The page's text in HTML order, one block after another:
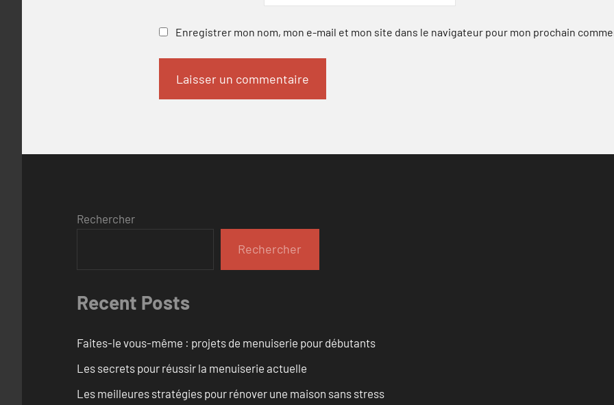
Enregistrer mon nom, mon e-mail et mon site dans le navigateur pour mon prochain
Rechercher
Rechercher
Recent Posts
Faites-le vous-même : projets de menuiserie pour débutants
Les secrets pour réussir la menuiserie actuelle
Les meilleures stratégies pour rénover une maison sans stress